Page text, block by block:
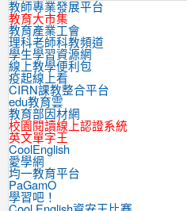
教師專業發展平台
教育大市集
教育產業工會
理科老師科教頻道
學生學習資源網
線上教學便利包
疫起線上看
CIRN課教整合平台
edu教育雲
教育部因材網
校園閱讀線上認證系統
英文單字王
CoolEnglish
愛學網
均一教育平台
PaGamO
學習吧！